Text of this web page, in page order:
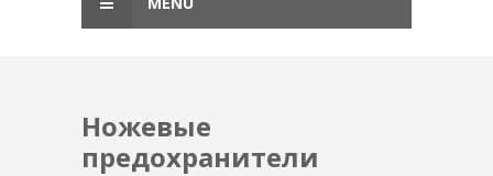
Ножевые
предохранители